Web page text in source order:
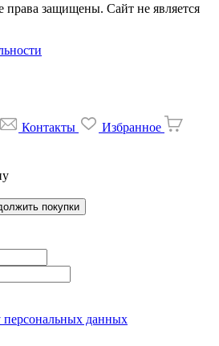
защищены. Сайт не является
Контакты
Избранное
покупки
персональных данных